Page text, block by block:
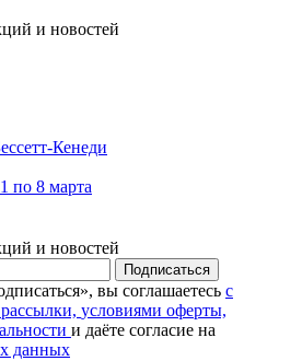
и новостей
Кенеди
по 8 марта
и новостей
Подписаться
вы соглашаетесь с
условиями оферты,
и даёте согласие на
данных